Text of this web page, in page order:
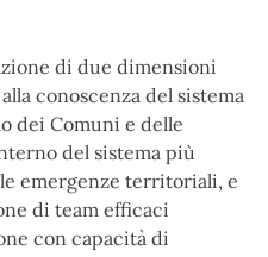
di due dimensioni
conoscenza del sistema
dei Comuni e delle
del sistema più
emergenze territoriali, e
di team efficaci
con capacità di